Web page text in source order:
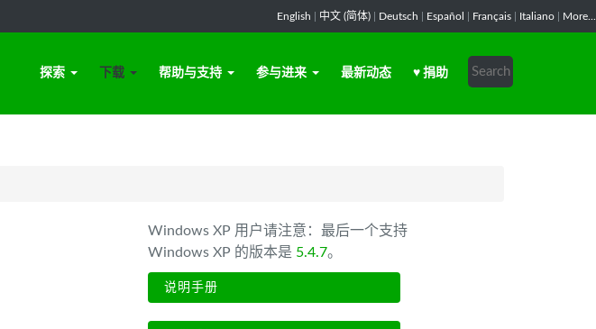
English 中文 (简体) Deutsch Español Français Italiano More...
探索 下载 帮助与支持 参与进来 最新动态 ♥ 捐助
Windows XP 用户请注意：最后一个支持
Windows XP 的版本是 5.4.7。
说明手册